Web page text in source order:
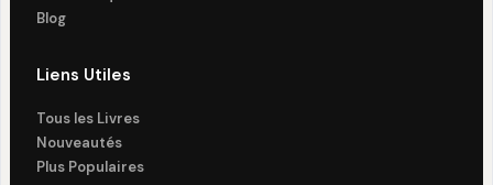
Blog
Liens Utiles
Tous les Livres
Nouveautés
Plus Populaires